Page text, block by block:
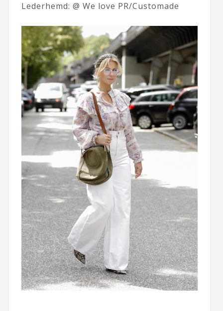
Lederhemd: @ We love PR/Customade